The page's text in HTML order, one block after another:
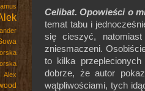
Celibat. Opowieści o
temat tabu i
się cieszyć,
zniesmaczeni.
to kilka
dobrze, że autor
wątpliwościami, tych
Alex